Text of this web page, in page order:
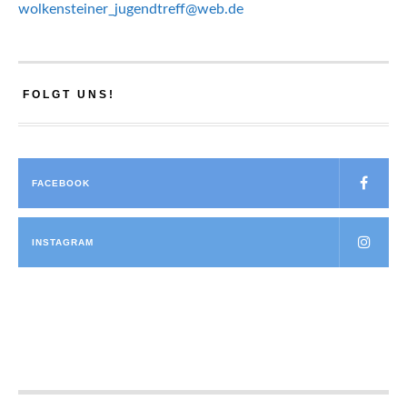
wolkensteiner_jugendtreff@web.de
FOLGT UNS!
FACEBOOK
INSTAGRAM